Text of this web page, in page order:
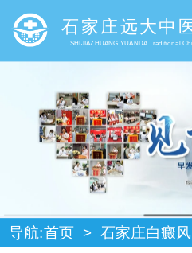
石家庄远大中
SHIJIAZHUANG YUANDA Traditional
导航:首页 > 石家庄白癜